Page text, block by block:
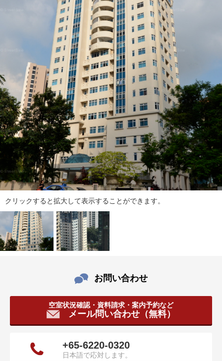
動
し
ま
す
。
本
文
に
動
し
フ
ッ
タ
クリックすると拡大して表示することができます。
お問い合わせ
空室状況確認・資料請求・案内予約など
メール問い合わせ（無料）
+65-6220-0320
日本語で応対します。